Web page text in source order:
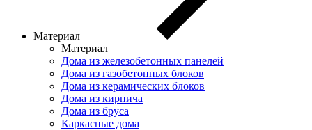
Материал
Материал
Дома из железобетонных панелей
Дома из газобетонных блоков
Дома из керамических блоков
Дома из кирпича
Дома из бруса
Каркасные дома